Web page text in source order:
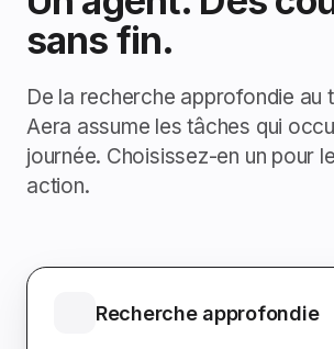
sans fin.
De la recherche approfondie au
Aera assume les tâches qui
journée. Choisissez-en un pour
action.
Recherche approfondie